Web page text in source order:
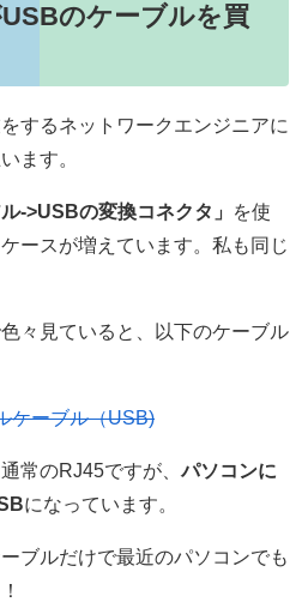
のケーブルを買
するネットワークエンジニアに
ます。
ル->USBの変換コネクタ」
を使
ースが増えています。私も同じ
々見ていると、以下のケーブル
ケーブル（USB)
常のRJ45ですが、パソコンに
になっています。
ブルだけで最近のパソコンでも